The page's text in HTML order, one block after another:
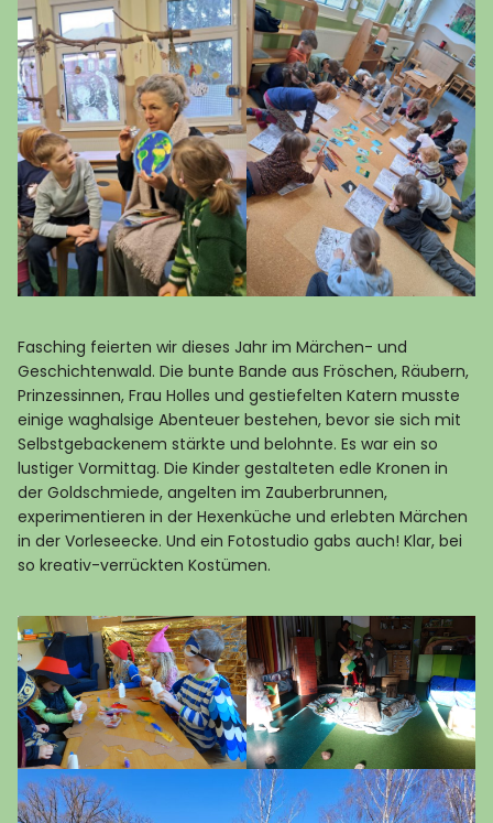
Fasching feierten wir dieses Jahr im Märchen- und
Geschichtenwald. Die bunte Bande aus Fröschen, Räubern,
Prinzessinnen, Frau Holles und gestiefelten Katern musste
einige waghalsige Abenteuer bestehen, bevor sie sich mit
Selbstgebackenem stärkte und belohnte. Es war ein so
lustiger Vormittag. Die Kinder gestalteten edle Kronen in
der Goldschmiede, angelten im Zauberbrunnen,
experimentieren in der Hexenküche und erlebten Märchen
in der Vorleseecke. Und ein Fotostudio gabs auch! Klar, bei
so kreativ-verrückten Kostümen.